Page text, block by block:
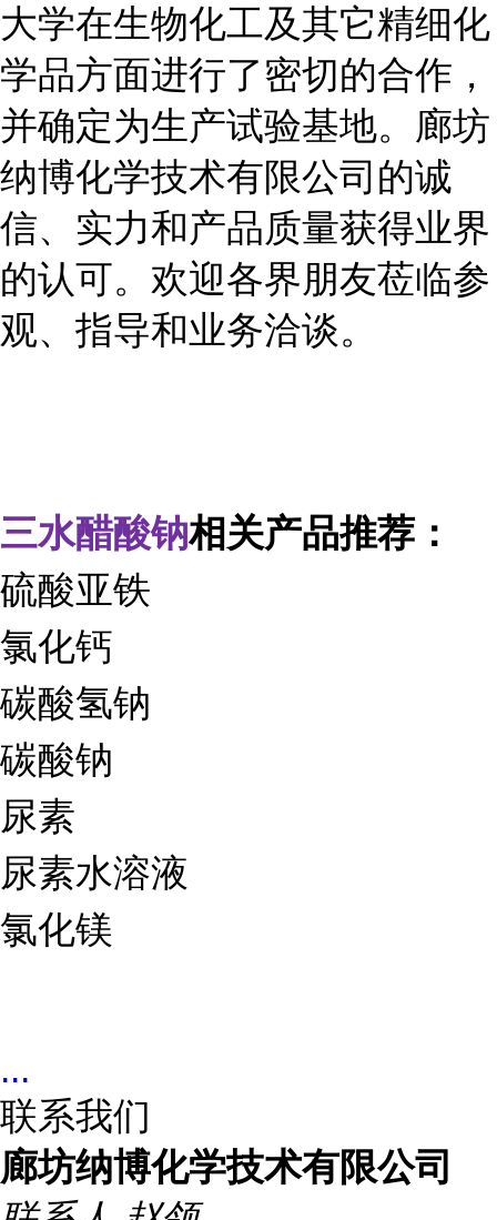
大学在生物化工及其它精细化
学品方面进行了密切的合作，
并确定为生产试验基地。廊坊
纳博化学技术有限公司的诚
信、实力和产品质量获得业界
的认可。欢迎各界朋友莅临参
观、指导和业务洽谈。
三水醋酸钠相关产品推荐：
硫酸亚铁
氯化钙
碳酸氢钠
碳酸钠
尿素
尿素水溶液
氯化镁
...
联系我们
廊坊纳博化学技术有限公司